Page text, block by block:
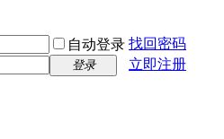
自动登录 找回密码
登录 立即注册